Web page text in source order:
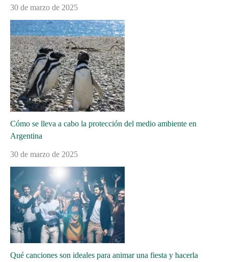
30 de marzo de 2025
Cómo se lleva a cabo la protección del medio ambiente en
Argentina
30 de marzo de 2025
Qué canciones son ideales para animar una fiesta y hacerla